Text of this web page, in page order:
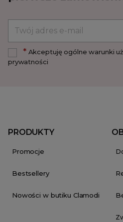
*Akceptuję ogólne warunki
prywatności
PRODUKTY
Promocje
Bestsellery
Nowości w butiku Clamodi